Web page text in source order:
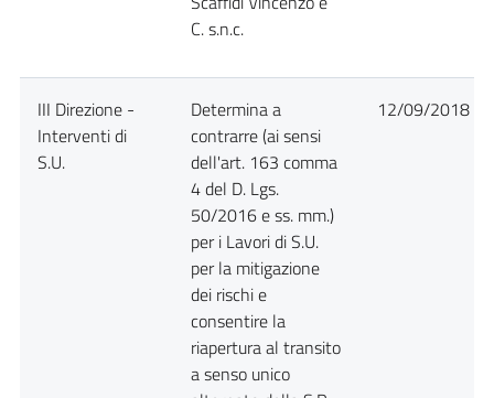
C. s.n.c.
III Direzione -
Interventi di
S.U.
Determina a
contrarre (ai sensi
dell'art. 163 comma
4 del D. Lgs.
50/2016 e ss. mm.)
per i Lavori di S.U.
per la mitigazione
dei rischi e
consentire la
riapertura al transito
a senso unico
12/09/2018